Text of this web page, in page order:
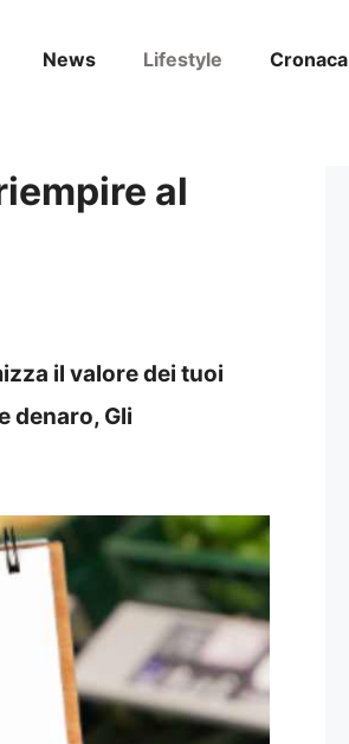
News Lifestyle Cronaca
al
il valore dei tuoi
denaro, Gli